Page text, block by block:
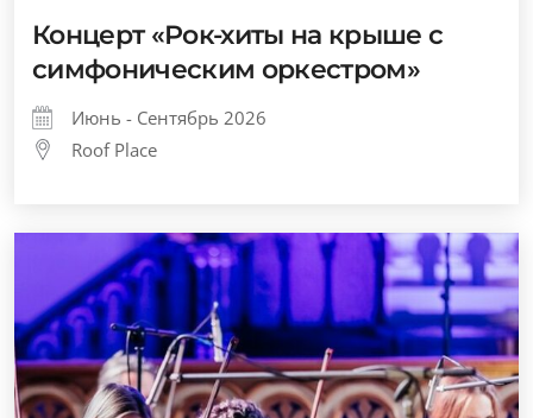
Концерт «Рок-хиты на крыше с
симфоническим оркестром»
Июнь - Сентябрь 2026
Roof Place